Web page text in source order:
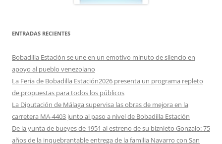
ENTRADAS RECIENTES
Bobadilla Estación se une en un emotivo minuto de silencio en
apoyo al pueblo venezolano
La Feria de Bobadilla Estación2026 presenta un programa repleto
de propuestas para todos los públicos
La Diputación de Málaga supervisa las obras de mejora en la
carretera MA-4403 junto al paso a nivel de Bobadilla Estación
De la yunta de bueyes de 1951 al estreno de su biznieto Gonzalo: 75
años de la inquebrantable entrega de la familia Navarro con San